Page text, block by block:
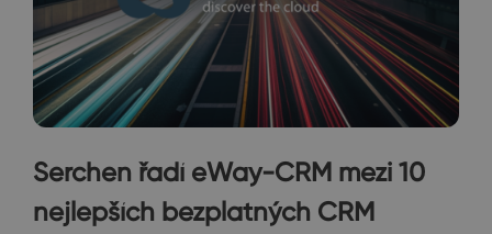
Serchen řadí eWay-CRM mezi 10
nejlepších bezplatných CRM